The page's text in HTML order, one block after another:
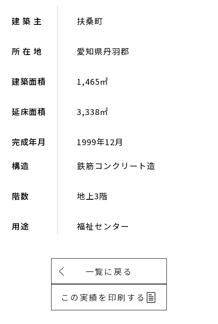
建 築 主 扶桑町
所 在 地 愛知県丹羽郡
建築面積 1,465㎡
延床面積 3,338㎡
完成年月 1999年12月
構造 鉄筋コンクリート造
階数 地上3階
用途 福祉センター
一覧に戻る
この実績を印刷する